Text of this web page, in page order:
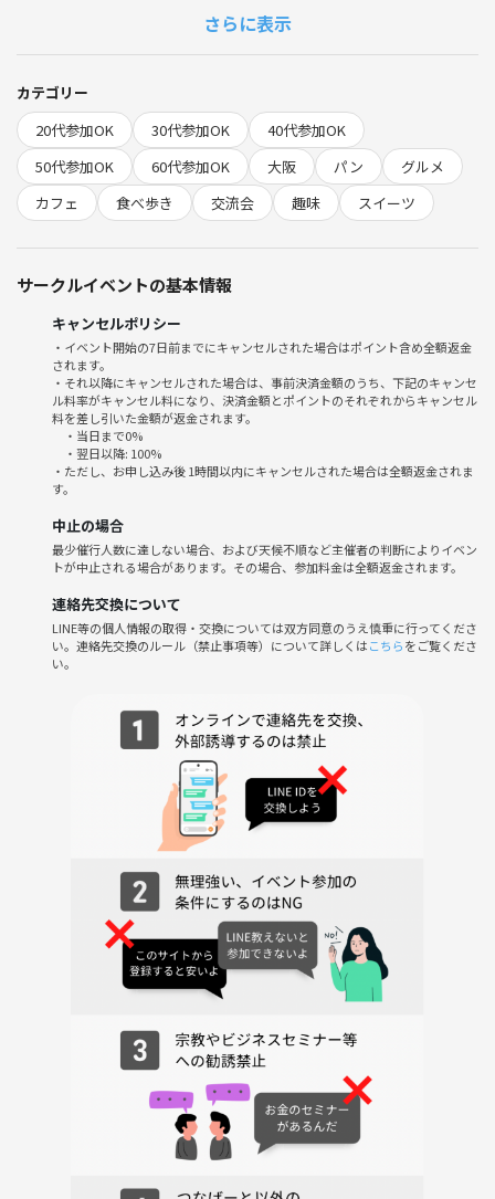
☕ 話題内容
大阪市内のカフェで毎回話題決めて話してます☺️旅行、趣味などなど！
⭐️当日の大まかな流れ⭐️
・現地集合
・フリートーク（1時間程度）
パン好き仲間と一緒に、美味しさやワクワクをシェアしませんか？✨
さらに表示
カテゴリー
20代参加OK
30代参加OK
40代参加OK
50代参加OK
60代参加OK 大阪 パン
グルメ
カフェ
食べ歩き 交流会 趣味 スイーツ
サークルイベントの基本情報
キャンセルポリシー
・イベント開始の7日前までにキャンセルされた場合はポイント含め全額返金
されます。
・それ以降にキャンセルされた場合は、事前決済金額のうち、下記のキャンセ
ル料率がキャンセル料になり、決済金額とポイントのそれぞれからキャンセル
料を差し引いた金額が返金されます。
・当日まで0%
・翌日以降: 100%
・ただし、お申し込み後 1時間以内にキャンセルされた場合は全額返金されま
す。
中止の場合
最少催行人数に達しない場合、および天候不順など主催者の判断によりイベン
トが中止される場合があります。その場合、参加料金は全額返金されます。
連絡先交換について
LINE等の個人情報の取得・交換については双方同意のうえ慎重に行ってくださ
い。連絡先交換のルール（禁止事項等）について詳しくはこちらをご覧くださ
い。